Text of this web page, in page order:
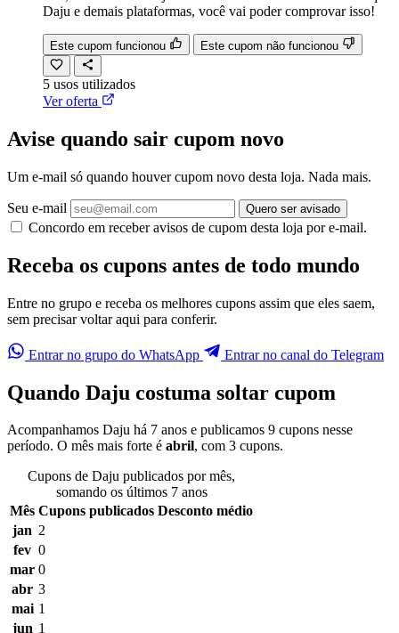
Daju e demais plataformas, você vai poder comprovar isso!
Este cupom funcionou Este cupom não funcionou
5 usos utilizados
Ver oferta
Avise quando sair cupom novo
Um e-mail só quando houver cupom novo desta loja. Nada mais.
Seu e-mail Quero ser avisado
Concordo em receber avisos de cupom desta loja por e-mail.
Receba os cupons antes de todo mundo
Entre no grupo e receba os melhores cupons assim que eles saem,
sem precisar voltar aqui para conferir.
Entrar no grupo do WhatsApp Entrar no canal do Telegram
Quando Daju costuma soltar cupom
Acompanhamos Daju há 7 anos e publicamos 9 cupons nesse
período. O mês mais forte é abril, com 3 cupons.
Cupons de Daju publicados por mês,
somando os últimos 7 anos
Mês Cupons publicados Desconto médio
jan 2
fev 0
mar 0
abr 3
mai 1
jun 1